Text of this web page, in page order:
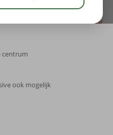
bewaar
centrum
ook mogelijk